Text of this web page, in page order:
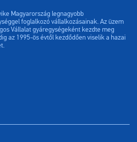
Magyarország legnagyobb
foglalkozó vállalkozásainak. Az üzem
Vállalat gyáregységeként kezdte meg
az 1995-ös évtől kezdődően viselik a hazai